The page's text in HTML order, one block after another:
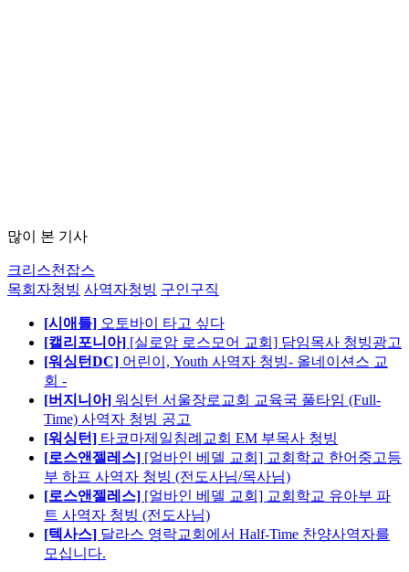
많이 본 기사
크리스천잡스
목회자청빙 사역자청빙 구인구직
[시애틀] 오토바이 타고 싶다
[캘리포니아] [실로암 로스모어 교회] 담임목사 청빙광고
[워싱턴DC] 어린이, Youth 사역자 청빙- 올네이션스 교
회 -
[버지니아] 워싱턴 서울장로교회 교육국 풀타임 (Full-
Time) 사역자 청빙 공고
[워싱턴] 타코마제일침례교회 EM 부목사 청빙
[로스앤젤레스] [얼바인 베델 교회] 교회학교 한어중고등
부 하프 사역자 청빙 (전도사님/목사님)
[로스앤젤레스] [얼바인 베델 교회] 교회학교 유아부 파
트 사역자 청빙 (전도사님)
[텍사스] 달라스 영락교회에서 Half-Time 찬양사역자를
모십니다.